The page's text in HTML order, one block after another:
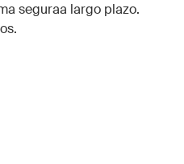
seguraa largo plazo.